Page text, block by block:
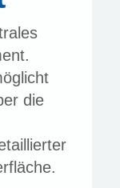
die